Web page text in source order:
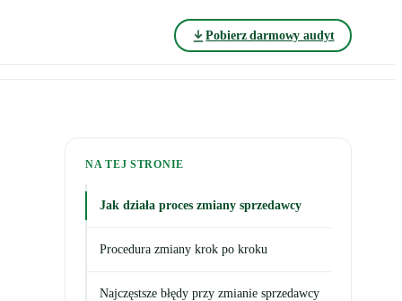
Pobierz darmowy audyt
NA TEJ STRONIE
Jak działa proces zmiany sprzedawcy
Procedura zmiany krok po kroku
Najczęstsze błędy przy zmianie sprzedawcy